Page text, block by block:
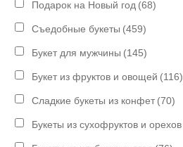
Подарок на Новый год (68)
Съедобные букеты (459)
Букет для мужчины (145)
Букет из фруктов и овощей (116)
Сладкие букеты из конфет (70)
Букеты из сухофруктов и орехов